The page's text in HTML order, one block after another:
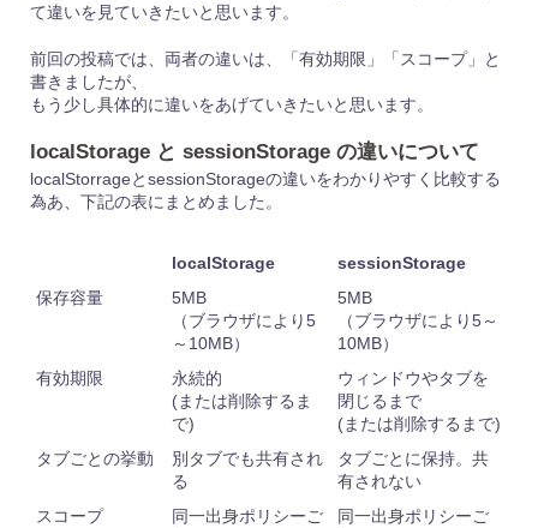
て違いを見ていきたいと思います。
前回の投稿では、両者の違いは、「有効期限」「スコープ」と
書きましたが、
もう少し具体的に違いをあげていきたいと思います。
localStorage と sessionStorage の違いについて
localStorrageとsessionStorageの違いをわかりやすく比較する
為あ、下記の表にまとめました。
localStorage
sessionStorage
保存容量
5MB
（ブラウザにより5
～10MB）
5MB
（ブラウザにより5～
10MB）
有効期限
永続的
(または削除するま
で)
ウィンドウやタブを
閉じるまで
(または削除するまで)
タブごとの挙動
別タブでも共有され
る
タブごとに保持。共
有されない
スコープ
同一出身ポリシーご
同一出身ポリシーご